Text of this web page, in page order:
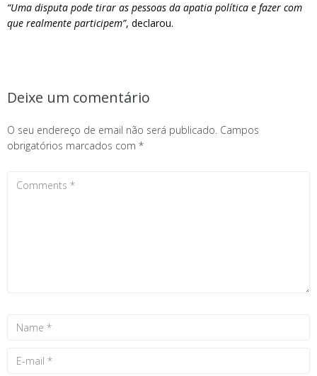
“Uma disputa pode tirar as pessoas da apatia política e fazer com
que realmente participem”, declarou.
Deixe um comentário
O seu endereço de email não será publicado. Campos
obrigatórios marcados com *